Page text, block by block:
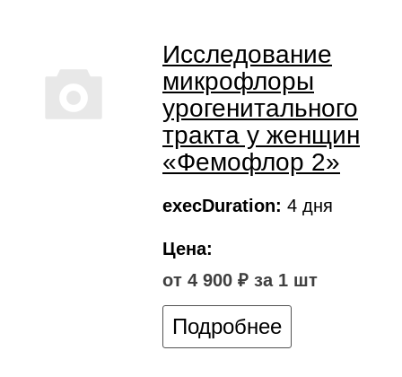
Исследование
микрофлоры
урогенитального
тракта у женщин
«Фемофлор 2»
execDuration: 4 дня
Цена:
от 4 900 ₽ за 1 шт
Подробнее